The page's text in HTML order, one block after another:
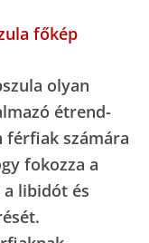
olyan
étrend-
férfiak számára
fokozza a
libidót és